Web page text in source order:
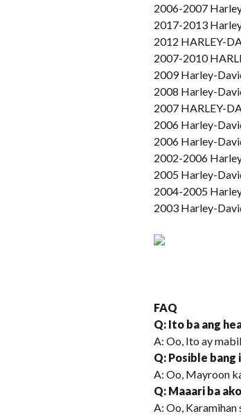
2006-2007
2017-2013
2012 HARLEY-
2007-2010
2009 Harley-
2008 Harley-
2007 HARLEY-
2006 Harley-
2006 Harley-
2002-2006
2005 Harley-
2004-2005
2003 Harley-
FAQ
Q: Ito ba ang
A: Oo, Ito ay
Q: Posible bang
A: Oo, Mayroon
Q: Maaari ba
A: Oo, Karamihan